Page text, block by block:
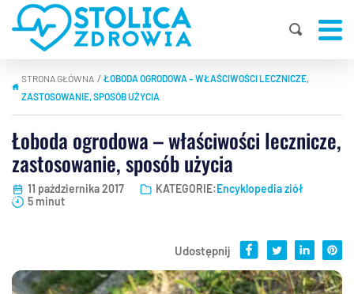
STRONA GŁÓWNA | ŁOBODA OGRODOWA – WŁAŚCIWOŚCI LECZNICZE,
ZASTOSOWANIE, SPOSÓB UŻYCIA
Łoboda ogrodowa – właściwości lecznicze,
zastosowanie, sposób użycia
11 października 2017 KATEGORIE:Encyklopedia ziół
5 minut
Udostępnij